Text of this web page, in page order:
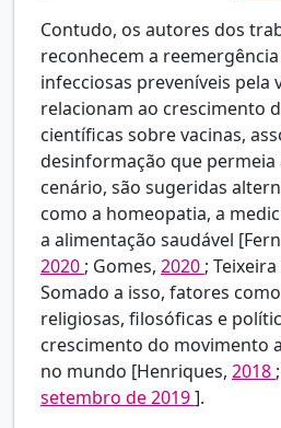
Contudo, os autores dos
reconhecem a
infecciosas preveníveis pela
relacionam ao crescimento
científicas sobre vacinas,
desinformação que permeia
cenário, são sugeridas
como a homeopatia, a
a alimentação saudável
2020 ; Gomes, 2020 ;
Somado a isso, fatores
religiosas, filosóficas e
crescimento do movimento
no mundo [Henriques, 2018
setembro de 2019].